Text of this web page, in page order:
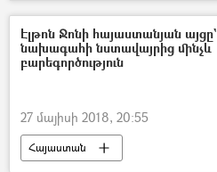
Էլթոն Ջոնի հայաստանյան այցը`
նախագահի նստավայրից մինչև
բարեգործություն
27 մայիսի 2018, 20:55
Հայաստան